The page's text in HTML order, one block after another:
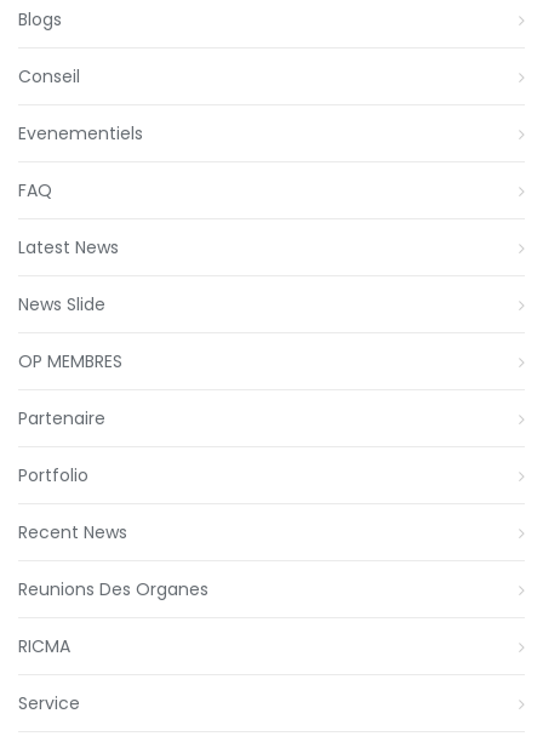
Blogs
Conseil
Evenementiels
FAQ
Latest News
News Slide
OP MEMBRES
Partenaire
Portfolio
Recent News
Reunions Des Organes
RICMA
Service